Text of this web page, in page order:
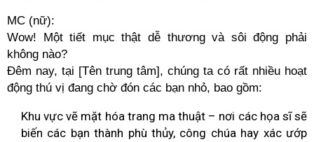
MC (nữ):
Wow! Một tiết mục thật dễ thương và sôi động phải
không nào?
Đêm nay, tại [Tên trung tâm], chúng ta có rất nhiều hoạt
động thú vị đang chờ đón các bạn nhỏ, bao gồm:
Khu vực vẽ mặt hóa trang ma thuật – nơi các họa sĩ sẽ
biến các bạn thành phù thủy, công chúa hay xác ướp